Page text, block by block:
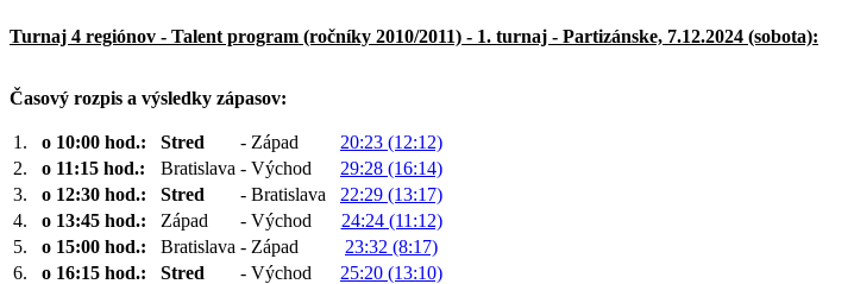
Turnaj 4 regiónov - Talent program (ročníky 2010/2011) - 1. turnaj - Partizánske, 7.12.2024 (sobota):
Časový rozpis a výsledky zápasov:
1. o 10:00 hod.: Stred - Západ
20:23 (12:12)
2.
o 11:15 hod.: Bratislava - Východ
29:28 (16:14)
3.
o 12:30 hod.: Stred - Bratislava
22:29 (13:17)
4.
o 13:45 hod.: Západ - Východ
24:24 (11:12)
5.
o 15:00 hod.: Bratislava - Západ
23:32 (8:17)
6.
o 16:15 hod.: Stred - Východ 25:20 (13:10)